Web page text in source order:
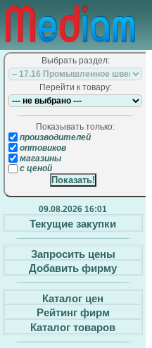
Выбрать раздел:
Перейти к товару:
Показывать только:
производителей
оптовиков
магазины
с ценой
09.08.2026 16:01
Текущие закупки
Запросить цены
Добавить фирму
Каталог цен
Рейтинг фирм
Каталог товаров